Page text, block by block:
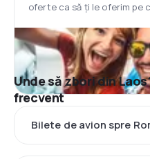
oferte ca să ți le oferim pe
Unde să zbori din
frecvent
Bilete de avion spre